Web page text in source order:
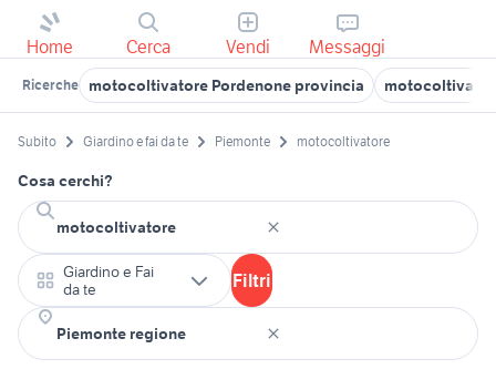
Home Cerca Vendi Messaggi
Ricerche motocoltivatore Pordenone provincia
Subito Giardino e fai da te Piemonte motocoltivatore
Cosa cerchi?
Giardino e Fai
da te
Filtri